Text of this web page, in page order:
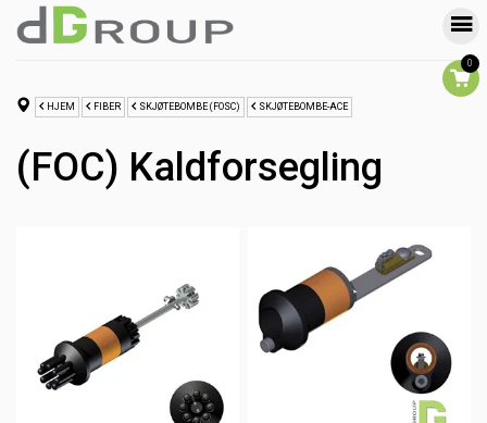
0
HJEM FIBER SKJØTEBOMBE (FOSC) SKJØTEBOMBE-ACE
(FOC) Kaldforsegling